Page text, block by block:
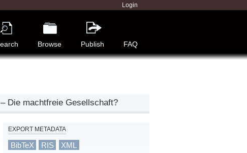
Login
Browse Publish FAQ
Die machtfreie Gesellschaft?
EXPORT METADATA
BibTeX RIS XML